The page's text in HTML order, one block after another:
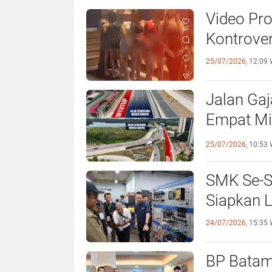
Video
25/07/2026, 12:09
Jalan
Empat
Lintasnya
25/07/2026, 10:53
SMK Se-
Siapkan
24/07/2026, 15:35
BP